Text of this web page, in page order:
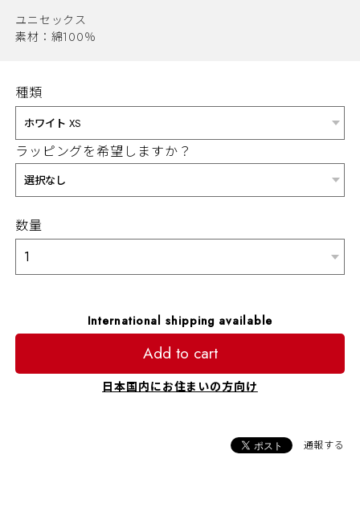
ユニセックス
素材：綿100％
種類
ラッピングを希望しますか？
数量
International shipping available
Add to cart
日本国内にお住まいの方向け
通報する